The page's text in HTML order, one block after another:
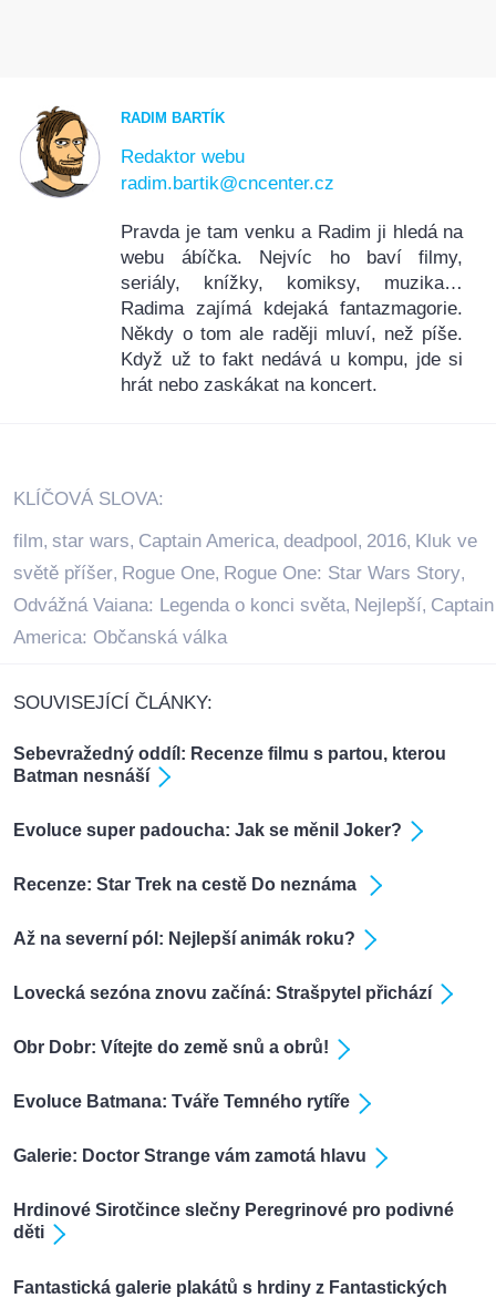
RADIM BARTÍK
Redaktor webu
radim.bartik@cncenter.cz
Pravda je tam venku a Radim ji hledá na
webu ábíčka. Nejvíc ho baví filmy,
seriály, knížky, komiksy, muzika…
Radima zajímá kdejaká fantazmagorie.
Někdy o tom ale raději mluví, než píše.
Když už to fakt nedává u kompu, jde si
hrát nebo zaskákat na koncert.
KLÍČOVÁ SLOVA:
film, star wars, Captain America, deadpool, 2016, Kluk ve
světě příšer, Rogue One, Rogue One: Star Wars Story,
Odvážná Vaiana: Legenda o konci světa, Nejlepší, Captain
America: Občanská válka
SOUVISEJÍCÍ ČLÁNKY:
Sebevražedný oddíl: Recenze filmu s partou, kterou
Batman nesnáší
Evoluce super padoucha: Jak se měnil Joker?
Recenze: Star Trek na cestě Do neznáma
Až na severní pól: Nejlepší animák roku?
Lovecká sezóna znovu začíná: Strašpytel přichází
Obr Dobr: Vítejte do země snů a obrů!
Evoluce Batmana: Tváře Temného rytíře
Galerie: Doctor Strange vám zamotá hlavu
Hrdinové Sirotčince slečny Peregrinové pro podivné
děti
Fantastická galerie plakátů s hrdiny z Fantastických